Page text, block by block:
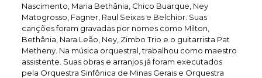
Nascimento, Maria Bethânia, Chico Buarque, Ney
Matogrosso, Fagner, Raul Seixas e Belchior. Suas
canções foram gravadas por nomes como Milton,
Bethânia, Nara Leão, Ney, Zimbo Trio e o guitarrista Pat
Metheny. Na música orquestral, trabalhou como maestro
assistente. Suas obras e arranjos já foram executados
pela Orquestra Sinfônica de Minas Gerais e Orquestra